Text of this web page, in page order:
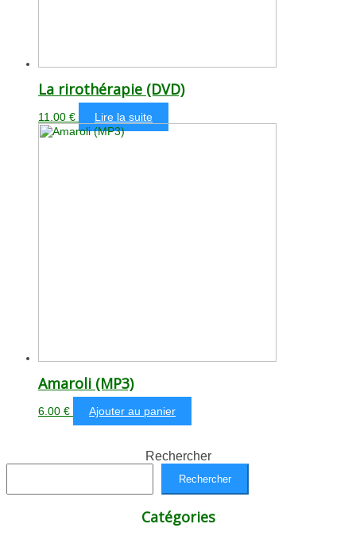
La rirothérapie (DVD)
11.00 € Lire la suite
Amaroli (MP3)
6.00 € Ajouter au panier
Rechercher
Rechercher
Catégories